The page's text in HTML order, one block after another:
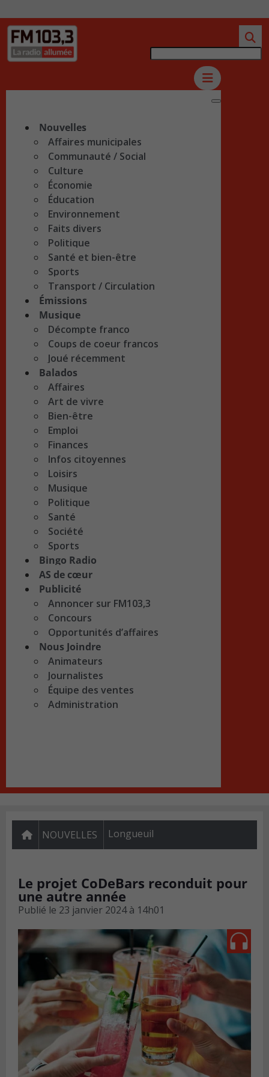
Nouvelles
Affaires municipales
Communauté / Social
Culture
Économie
Éducation
Environnement
Faits divers
Politique
Santé et bien-être
Sports
Transport / Circulation
Émissions
Musique
Décompte franco
Coups de coeur francos
Joué récemment
Balados
Affaires
Art de vivre
Bien-être
Emploi
Finances
Infos citoyennes
Loisirs
Musique
Politique
Santé
Société
Sports
Bingo Radio
AS de cœur
Publicité
Annoncer sur FM103,3
Concours
Opportunités d’affaires
Nous Joindre
Animateurs
Journalistes
Équipe des ventes
Administration
NOUVELLES Longueuil
Le projet CoDeBars reconduit pour
une autre année
Publié le 23 janvier 2024 à 14h01